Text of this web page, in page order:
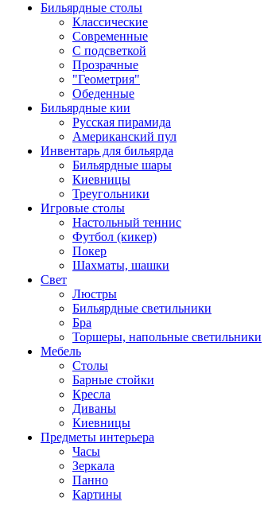
Бильярдные столы
Классические
Современные
С подсветкой
Прозрачные
"Геометрия"
Обеденные
Бильярдные кии
Русская пирамида
Американский пул
Инвентарь для бильярда
Бильярдные шары
Киевницы
Треугольники
Игровые столы
Настольный теннис
Футбол (кикер)
Покер
Шахматы, шашки
Свет
Люстры
Бильярдные светильники
Бра
Торшеры, напольные светильники
Мебель
Столы
Барные стойки
Кресла
Диваны
Киевницы
Предметы интерьера
Часы
Зеркала
Панно
Картины